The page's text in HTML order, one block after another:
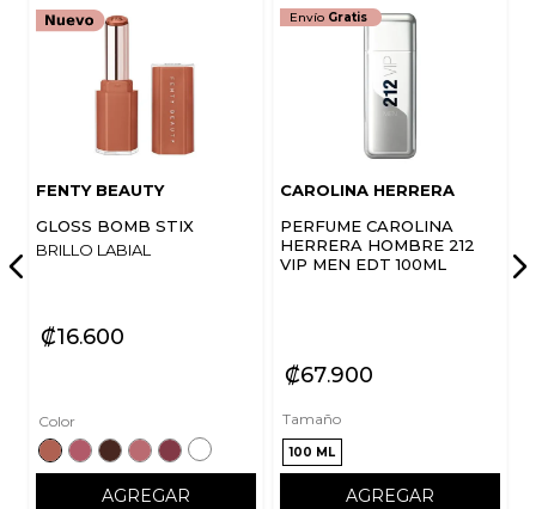
Escribe un comentario
ENVIAR COMENTARIO
FENTY BEAUTY
GLOSS BOMB STIX
BRILLO LABIAL
₡16600
Color
AGREGAR
Envío Gratis
CAROLINA HERRERA
PERFUME CAROLINA
HERRERA HOMBRE 212
VIP MEN EDT 100ML
₡67900
Tamaño
100 ML
AGREGAR